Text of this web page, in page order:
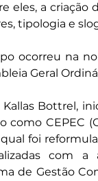
eles, a
tipologia e
ocorreu na
Geral
Kallas Bottrel,
como CEPEC
foi
com a
de Gestão